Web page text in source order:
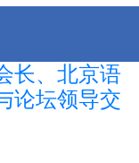
长、北京语
论坛领导交